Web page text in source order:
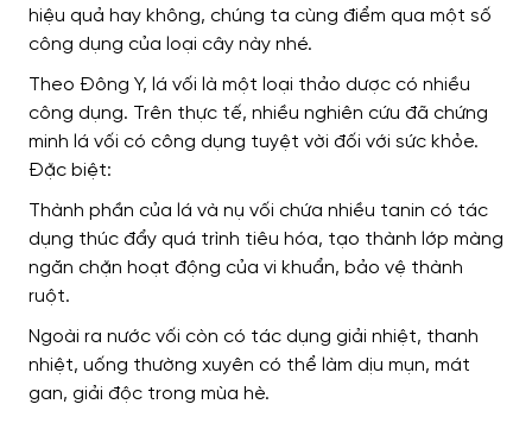
hiệu quả hay không, chúng ta cùng điểm qua một số
công dụng của loại cây này nhé.
Theo Đông Y, lá vối là một loại thảo dược có nhiều
công dụng. Trên thực tế, nhiều nghiên cứu đã chứng
minh lá vối có công dụng tuyệt vời đối với sức khỏe.
Đặc biệt:
Thành phần của lá và nụ vối chứa nhiều tanin có tác
dụng thúc đẩy quá trình tiêu hóa, tạo thành lớp màng
ngăn chặn hoạt động của vi khuẩn, bảo vệ thành
ruột.
Ngoài ra nước vối còn có tác dụng giải nhiệt, thanh
nhiệt, uống thường xuyên có thể làm dịu mụn, mát
gan, giải độc trong mùa hè.